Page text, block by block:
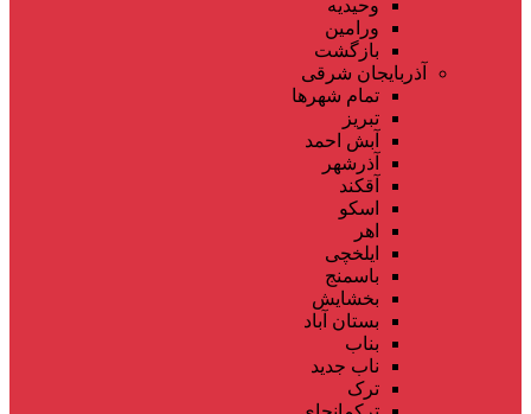
وحیدیه
ورامین
بازگشت
آذربایجان شرقی
تمام شهر‌ها
تبریز
آبش احمد
آذرشهر
آقکند
اسکو
اهر
ایلخچی
باسمنج
بخشایش
بستان آباد
بناب
ناب جدید
ترک